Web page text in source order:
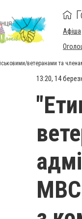
Афіша
ветеранами та
13:20, 14
МВС